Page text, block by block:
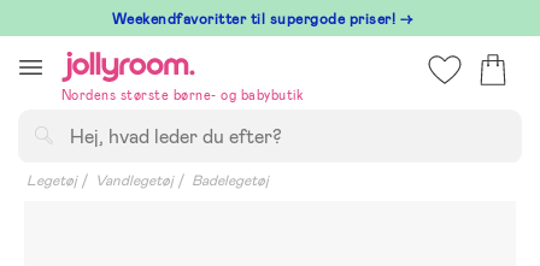
till
innehållet
⁠ Weekendfavoritter til supergode priser! →
Nordens største børne- og babybutik
Legetøj Vandlegetøj Badelegetøj